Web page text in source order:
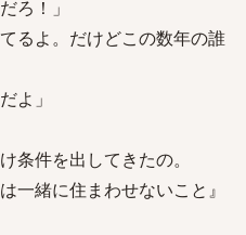
！」
るよ。だけどこの数年の誰
」
条件を出してきたの。
緒に住まわせないこと』